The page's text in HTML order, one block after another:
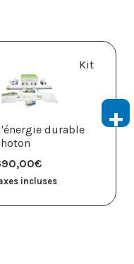
Kit
durable
€
incluses